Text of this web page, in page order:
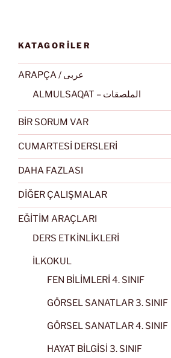
KATAGORİLER
ARAPÇA / عربى
ALMULSAQAT – الملصقات
BİR SORUM VAR
CUMARTESİ DERSLERİ
DAHA FAZLASI
DİĞER ÇALIŞMALAR
EĞİTİM ARAÇLARI
DERS ETKİNLİKLERİ
İLKOKUL
FEN BİLİMLERİ 4. SINIF
GÖRSEL SANATLAR 3. SINIF
GÖRSEL SANATLAR 4. SINIF
HAYAT BİLGİSİ 3. SINIF